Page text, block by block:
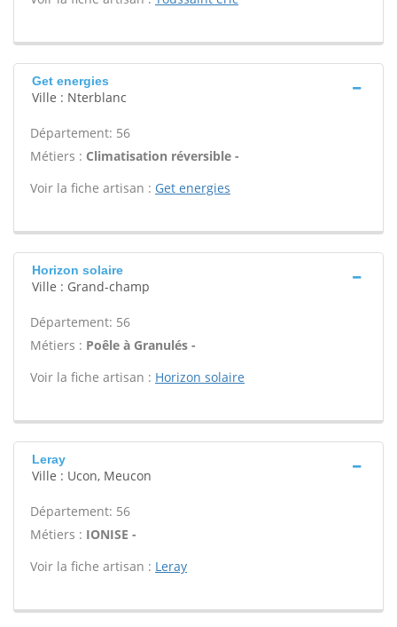
Get energies
Ville : Nterblanc
Département: 56
Métiers : Climatisation réversible -
Voir la fiche artisan : Get energies
Horizon solaire
Ville : Grand-champ
Département: 56
Métiers : Poêle à Granulés -
Voir la fiche artisan : Horizon solaire
Leray
Ville : Ucon, Meucon
Département: 56
Métiers : IONISE -
Voir la fiche artisan : Leray